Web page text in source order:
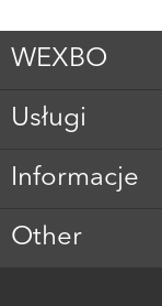
WEXBO
Usługi
Informacje
Other